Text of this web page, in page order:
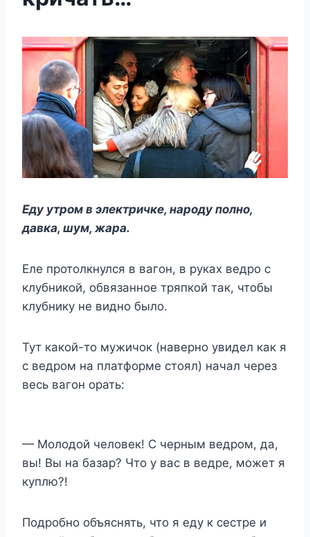
Еду утром в электричке, народу полно,
давка, шум, жара.
Еле протолкнулся в вагон, в руках ведро с
клубникой, обвязанное тряпкой так, чтобы
клубнику не видно было.
Тут какой-то мужичок (наверно увидел как я
с ведром на платформе стоял) начал через
весь вагон орать:
— Молодой человек! С черным ведром, да,
вы! Вы на базар? Что у вас в ведре, может я
куплю?!
Подробно объяснять, что я еду к сестре и